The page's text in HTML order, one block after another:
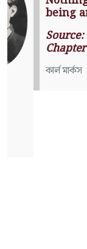
being an
Source: Das
Chapter 1)
কার্ল মার্কস